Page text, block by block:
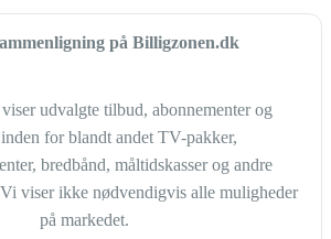
på Billigzonen.dk
udvalgte tilbud, abonnementer og
for blandt andet TV-pakker,
bredbånd, måltidskasser og andre
viser ikke nødvendigvis alle muligheder
på markedet.